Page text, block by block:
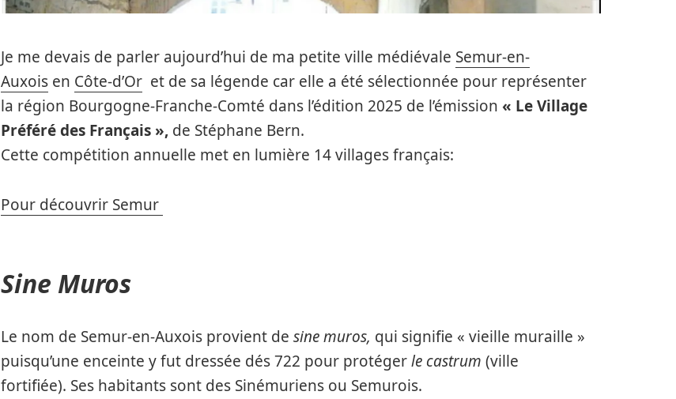
Je me devais de parler aujourd’hui de ma petite ville médiévale Semur-en-
Auxois en Côte-d’Or et de sa légende car elle a été sélectionnée pour représenter
la région Bourgogne-Franche-Comté dans l’édition 2025 de l’émission « Le Village
Préféré des Français », de Stéphane Bern.
Cette compétition annuelle met en lumière 14 villages français:
Pour découvrir Semur
Sine Muros
Le nom de Semur-en-Auxois provient desine muros, qui signifie « vieille muraille »
puisqu’une enceinte y fut dressée dés 722 pour protégerle castrum(ville
fortifiée). Ses habitants sont des Sinémuriens ou Semurois.